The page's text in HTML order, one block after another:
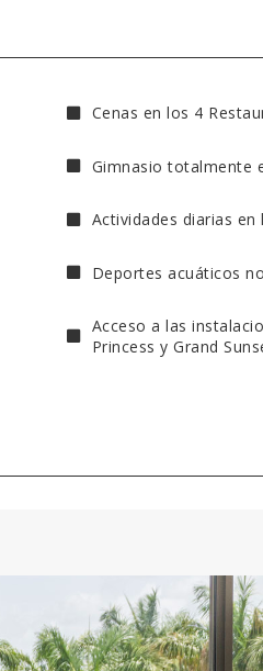
Cenas en los 4
Gimnasio totalmente
Actividades diarias
Deportes acuáticos
Acceso a las
Princess y Grand